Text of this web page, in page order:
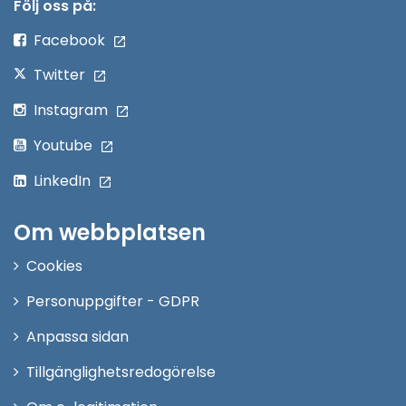
Följ oss på:
Facebook
Twitter
Instagram
Youtube
LinkedIn
Om webbplatsen
Cookies
Personuppgifter - GDPR
Anpassa sidan
Tillgänglighetsredogörelse